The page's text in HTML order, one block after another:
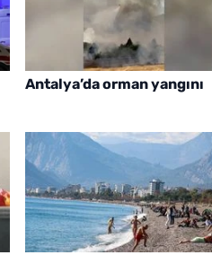
Antalya’da orman yangını